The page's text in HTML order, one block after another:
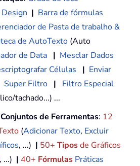
| Barra de fórmulas
de Pasta de trabalho &
de AutoTexto (Auto
de Data | Mesclar Dados
Células | Enviar
Super Filtro |
Filtro Especial
tachado...) ...
de Ferramentas: 12
(Adicionar Texto, Excluir
, ...) | 50+ Tiposde Gráficos
, ...) | 40+ Fórmulas Práticas